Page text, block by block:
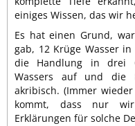
einiges Wissen, das wir
Es hat einen Grund,
gab, 12 Krüge Wasser
die Handlung in drei
Wassers auf und die
akribisch. (Immer
kommt, dass nur
Erklärungen für solche